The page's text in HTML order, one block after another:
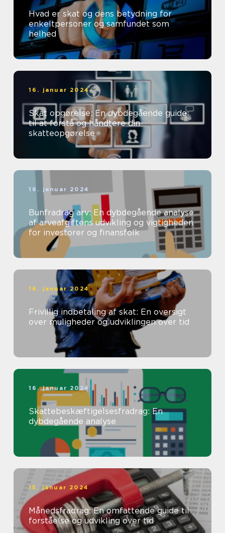
Hvad er skat og dens betydning for
enkeltpersoner og samfundet som
helhed
16. januar 2024
Skat opgørelse: En dybdegående guide
til at forstå og håndtere din
skatteopgørelse
16. januar 2024
Bunfradrag arv: En dybdegående analyse
af arveafgiftens udvikling og vigtigheden
for investorer og finansfolk
16. januar 2024
Frivillig indbetaling af skat: En oversigt
over muligheder og udviklingen over tid
16. januar 2024
Skattebeskæftigelsesfradrag: En
dybdegående analyse
15. januar 2024
Månedsfradrag: En omfattende guide til
forståelse og udvikling over tid